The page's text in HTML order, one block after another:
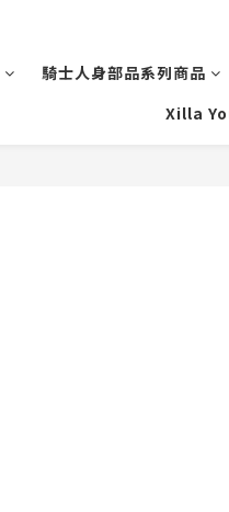
騎士人身部品系列商品
Xilla